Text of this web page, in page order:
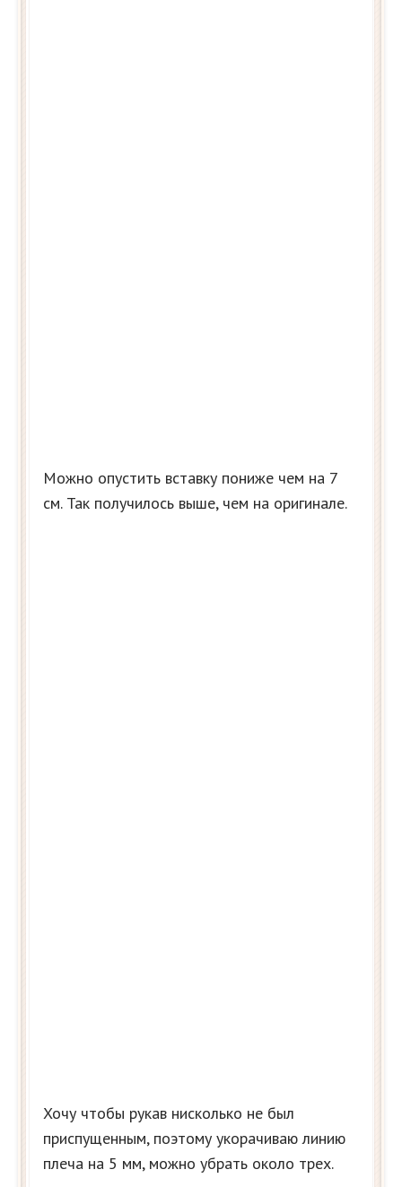
Можно опустить вставку пониже чем на 7
см. Так получилось выше, чем на оригинале.
Хочу чтобы рукав нисколько не был
приспущенным, поэтому укорачиваю линию
плеча на 5 мм, можно убрать около трех.